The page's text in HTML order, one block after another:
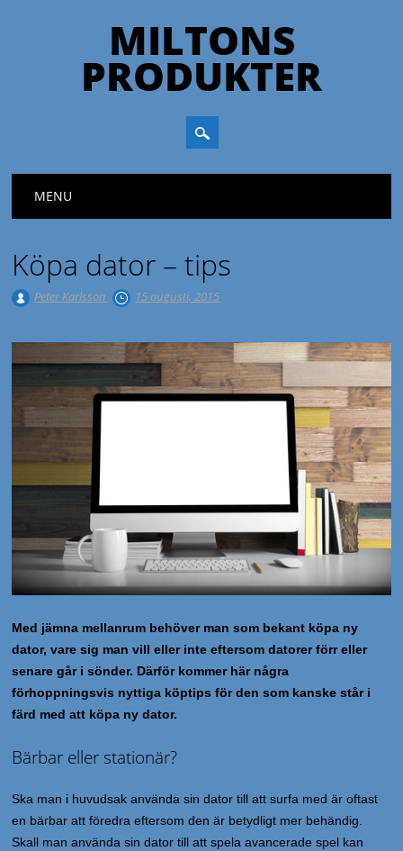
MILTONS
PRODUKTER
Huvudmeny
MENU
Köpa dator – tips
Peter Karlsson 15 augusti, 2015
Med jämna mellanrum behöver man som bekant köpa ny
dator, vare sig man vill eller inte eftersom datorer förr eller
senare går i sönder. Därför kommer här några
förhoppningsvis nyttiga köptips för den som kanske står i
färd med att köpa ny dator.
Bärbar eller stationär?
Ska man i huvudsak använda sin dator till att surfa med är oftast
en bärbar att föredra eftersom den är betydligt mer behändig.
Skall man använda sin dator till att spela avancerade spel kan